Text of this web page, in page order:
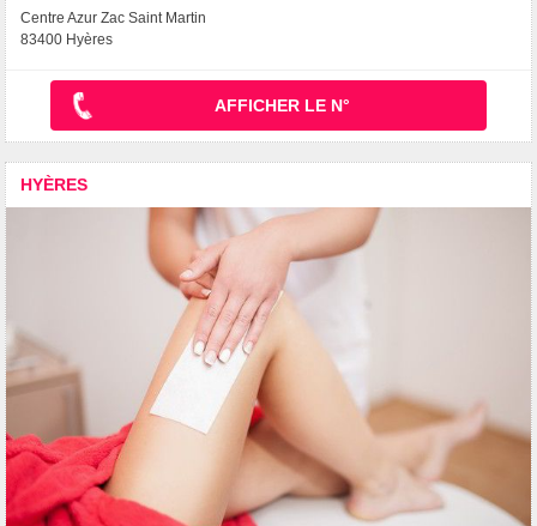
Centre Azur Zac Saint Martin
83400 Hyères
AFFICHER LE N°
HYÈRES